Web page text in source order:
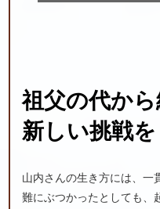
祖父の代から
新しい挑戦を
山内さんの生き方には、一
難にぶつかったとしても、